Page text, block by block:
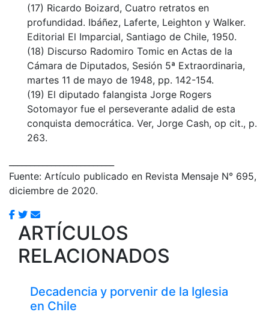
(17) Ricardo Boizard, Cuatro retratos en
profundidad. Ibáñez, Laferte, Leighton y Walker.
Editorial El Imparcial, Santiago de Chile, 1950.
(18) Discurso Radomiro Tomic en Actas de la
Cámara de Diputados, Sesión 5ª Extraordinaria,
martes 11 de mayo de 1948, pp. 142-154.
(19) El diputado falangista Jorge Rogers
Sotomayor fue el perseverante adalid de esta
conquista democrática. Ver, Jorge Cash, op cit., p.
263.
Fuente: Artículo publicado en Revista Mensaje N° 695,
diciembre de 2020.
ARTÍCULOS
RELACIONADOS
Decadencia y porvenir de la Iglesia
en Chile